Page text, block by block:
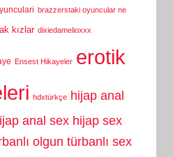
brazzerstaki oyuncular ne
kızlar dixiedamelioxxx
Ensest Hikayeler erotik
hdxtürkçe hijap anal
anal sex hijap sex
olgun türbanlı sex